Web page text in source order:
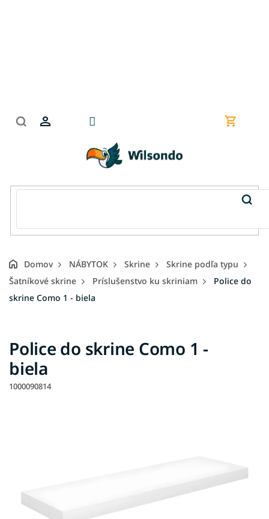
Domov NÁBYTOK Skrine
Skrine podľa typu
Šatníkové skrine
Príslušenstvo ku skriniam
Police do
skrine Como 1 - biela
Police do skrine Como 1 -
biela
1000090814